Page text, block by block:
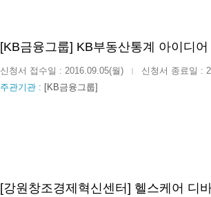
[KB금융그룹] KB부동산통계 아이디
신청서 접수일 : 2016.09.05(월) |
신청서 종료일 :
주관기관 : [KB금융그룹]
[강원창조경제혁신센터] 헬스케어 디